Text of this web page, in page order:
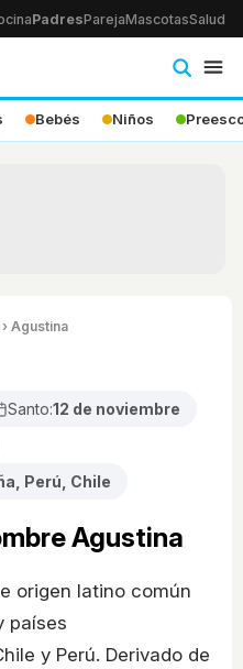
PadresParejaMascotasSalud
Bebés Niños
› Agustina
Santo:12 de noviembre
Perú, Chile
Agustina
origen latino común
países
y Perú. Derivado de